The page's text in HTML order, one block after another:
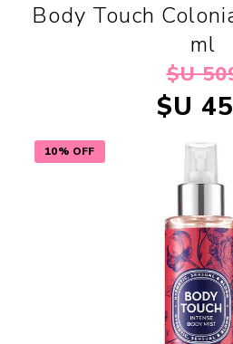
10% OFF
Body Touch
ml
$U
$U